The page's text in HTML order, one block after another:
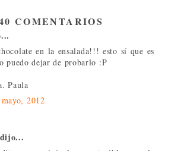
COMENTARIOS
en la ensalada!!! esto sí que es
puedo dejar de probarlo :P
Paula
2012
dijo...